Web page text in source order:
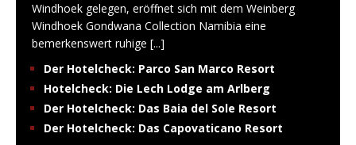
Windhoek gelegen, eröffnet sich mit dem Weinberg
Windhoek Gondwana Collection Namibia eine
bemerkenswert ruhige [...]
Der Hotelcheck: Parco San Marco Resort
Hotelcheck: Die Lech Lodge am Arlberg
Der Hotelcheck: Das Baia del Sole Resort
Der Hotelcheck: Das Capovaticano Resort